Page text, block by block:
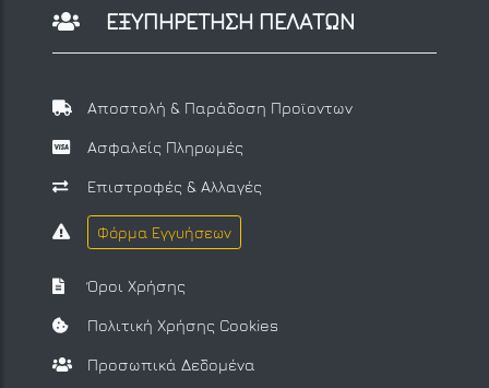
ΕΞΥΠΗΡΕΤΗΣΗ ΠΕΛΑΤΩΝ
Αποστολή & Παράδοση Προϊοντων
Ασφαλείς Πληρωμές
Επιστροφές & Αλλαγές
Φόρμα Εγγυήσεων
Όροι Χρήσης
Πολιτική Χρήσης Cookies
Προσωπικά Δεδομένα